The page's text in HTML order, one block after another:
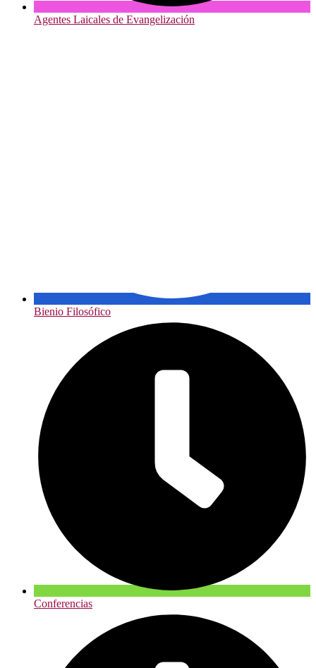
Agentes Laicales de Evangelización
Bienio Filosófico
Conferencias